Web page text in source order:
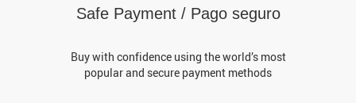
Safe Payment / Pago seguro
Buy with confidence using the world’s most
popular and secure payment methods